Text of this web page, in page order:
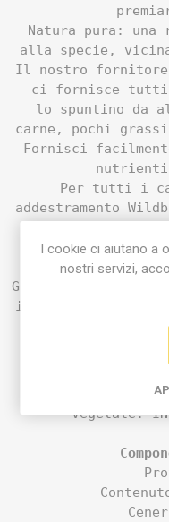
Natura pura: una
alla specie,
Il nostro fornitore
ci fornisce tutti
lo spuntino da
carne, pochi
Fornisci
Per tutti i
addestramento
alla consistenza
ideali anche
Gusto puro:
il tuo cane
Snacks e non
93% carne di
vegetale.
I cookie ci aiutano a
nostri servizi,